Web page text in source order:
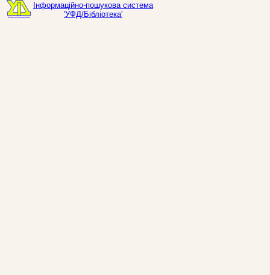
Інформаційно-пошукова система
'УФД/Бібліотека'